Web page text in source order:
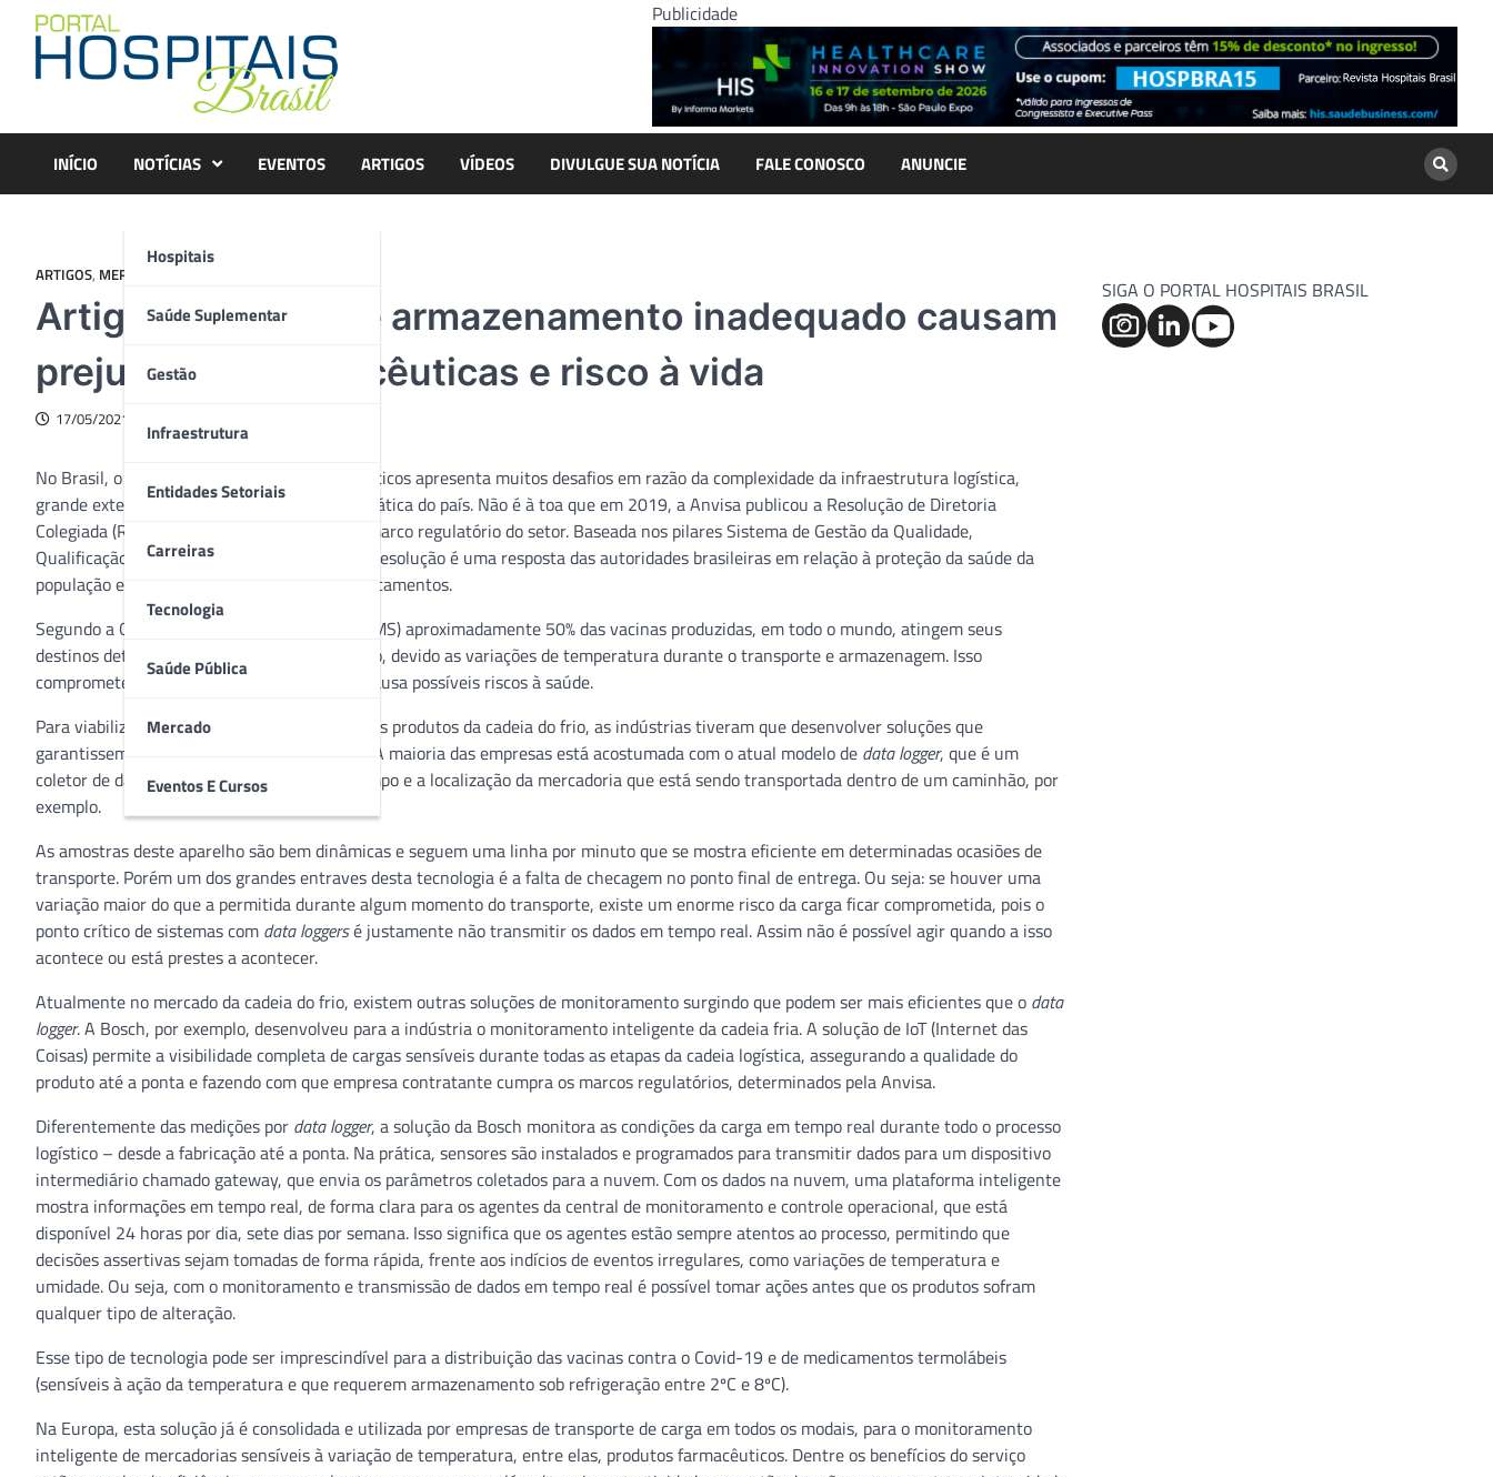
content
Publicidade
INÍCIO NOTÍCIAS
Hospitais
Saúde Suplementar
Gestão
Infraestrutura
Entidades Setoriais
Carreiras
Tecnologia
Saúde Pública
Mercado
Eventos E Cursos
EVENTOS ARTIGOS VÍDEOS DIVULGUE SUA NOTÍCIA FALE CONOSCO ANUNCIE
ARTIGOS, MERCADO
Artigo – Logística e armazenamento inadequado causam
prejuízos às farmacêuticas e risco à vida
17/05/2021
No Brasil, o transporte de produtos farmacêuticos apresenta muitos desafios em razão da complexidade da infraestrutura logística,
grande extensão territorial e diversidade climática do país. Não é à toa que em 2019, a Anvisa publicou a Resolução de Diretoria
Colegiada (RDC) 304/2019, que se tornou o marco regulatório do setor. Baseada nos pilares Sistema de Gestão da Qualidade,
Qualificação e Validação e Rastreabilidade, a resolução é uma resposta das autoridades brasileiras em relação à proteção da saúde da
população e a garantia da qualidade dos medicamentos.
Segundo a Organização Mundial de Saúde (OMS) aproximadamente 50% das vacinas produzidas, em todo o mundo, atingem seus
destinos deterioradas, e sem condições de uso, devido as variações de temperatura durante o transporte e armazenagem. Isso
compromete a qualidade das mercadorias e causa possíveis riscos à saúde.
Para viabilizar as operações de distribuição dos produtos da cadeia do frio, as indústrias tiveram que desenvolver soluções que
garantissem as características dos produtos. A maioria das empresas está acostumada com o atual modelo de data logger, que é um
coletor de dados eletrônico que registra o tempo e a localização da mercadoria que está sendo transportada dentro de um caminhão, por
exemplo.
As amostras deste aparelho são bem dinâmicas e seguem uma linha por minuto que se mostra eficiente em determinadas ocasiões de
transporte. Porém um dos grandes entraves desta tecnologia é a falta de checagem no ponto final de entrega. Ou seja: se houver uma
variação maior do que a permitida durante algum momento do transporte, existe um enorme risco da carga ficar comprometida, pois o
ponto crítico de sistemas com data loggersé justamente não transmitir os dados em tempo real. Assim não é possível agir quando a isso
acontece ou está prestes a acontecer.
Atualmente no mercado da cadeia do frio, existem outras soluções de monitoramento surgindo que podem ser mais eficientes que o data
logger. A Bosch, por exemplo, desenvolveu para a indústria o monitoramento inteligente da cadeia fria. A solução de IoT (Internet das
Coisas) permite a visibilidade completa de cargas sensíveis durante todas as etapas da cadeia logística, assegurando a qualidade do
produto até a ponta e fazendo com que empresa contratante cumpra os marcos regulatórios, determinados pela Anvisa.
Diferentemente das medições por data logger, a solução da Bosch monitora as condições da carga em tempo real durante todo o processo
logístico – desde a fabricação até a ponta. Na prática, sensores são instalados e programados para transmitir dados para um dispositivo
intermediário chamado gateway, que envia os parâmetros coletados para a nuvem. Com os dados na nuvem, uma plataforma inteligente
mostra informações em tempo real, de forma clara para os agentes da central de monitoramento e controle operacional, que está
disponível 24 horas por dia, sete dias por semana. Isso significa que os agentes estão sempre atentos ao processo, permitindo que
decisões assertivas sejam tomadas de forma rápida, frente aos indícios de eventos irregulares, como variações de temperatura e
umidade. Ou seja, com o monitoramento e transmissão de dados em tempo real é possível tomar ações antes que os produtos sofram
qualquer tipo de alteração.
Esse tipo de tecnologia pode ser imprescindível para a distribuição das vacinas contra o Covid-19 e de medicamentos termolábeis
(sensíveis à ação da temperatura e que requerem armazenamento sob refrigeração entre 2ºC e 8ºC).
Na Europa, esta solução já é consolidada e utilizada por empresas de transporte de carga em todos os modais, para o monitoramento
inteligente de mercadorias sensíveis à variação de temperatura, entre elas, produtos farmacêuticos. Dentre os benefícios do serviço
SIGA O PORTAL HOSPITAIS BRASIL